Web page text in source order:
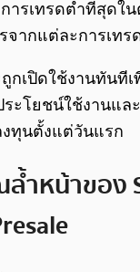
ารเทรดต่ำที่สุดใน
จากแต่ละการเท
กเปิดใช้งานทันที
ระโยชน์ใช้งานแล
งทุนตั้งแต่วันแรก
หน้าของ